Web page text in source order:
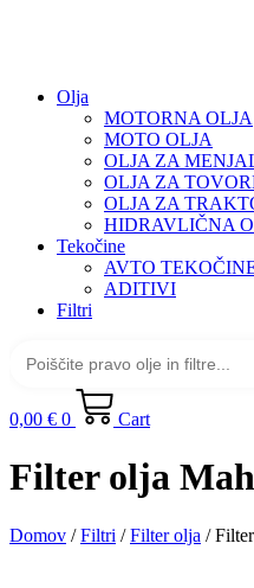
Olja
MOTORNA OLJA
MOTO OLJA
OLJA ZA
OLJA ZA
OLJA ZA
HIDRAVLIČNA
Tekočine
AVTO
ADITIVI
Filtri
0,00 € 0 Cart
Filter olja
Domov /Filtri /Filter olja /